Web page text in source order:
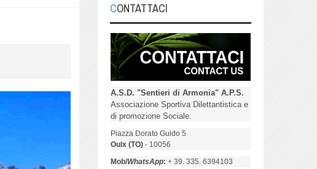
CONTATTACI
A.S.D. "Sentieri di Armonia" A.P.S.
Associazione Sportiva Dilettantistica e
di promozione Sociale.
Piazza Dorato Guido 5
Oulx (TO)- 10056
Mob/WhatsApp: + 39. 335. 6394103